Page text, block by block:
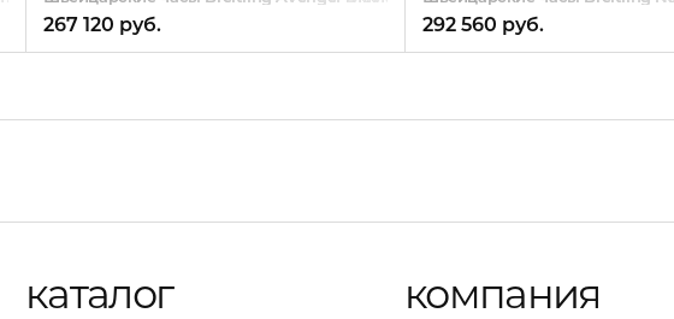
267 120 руб. 292 560 руб.
каталог компания